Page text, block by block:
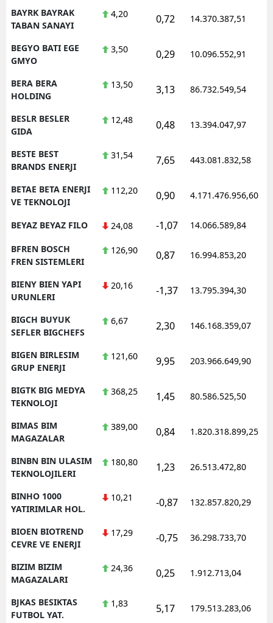
BAYRK BAYRAK
TABAN SANAYI
4,20 0,72 14.370.387,51
BEGYO BATI EGE
GMYO
3,50 0,29 10.096.552,91
BERA BERA
HOLDING
13,50 3,13 86.732.549,54
BESLR BESLER
GIDA
12,48 0,48 13.394.047,97
BESTE BEST
BRANDS ENERJI
31,54 7,65 443.081.832,58
BETAE BETA ENERJI
VE TEKNOLOJI
112,20 0,90 4.171.476.956,60
BEYAZ BEYAZ FILO 24,08 -1,07 14.066.589,84
BFREN BOSCH
FREN SISTEMLERI
126,90 0,87 16.994.853,20
BIENY BIEN YAPI
URUNLERI
20,16 -1,37 13.795.394,30
BIGCH BUYUK
SEFLER BIGCHEFS
6,67 2,30 146.168.359,07
BIGEN BIRLESIM
GRUP ENERJI
121,60 9,95 203.966.649,90
BIGTK BIG MEDYA
TEKNOLOJI
368,25 1,45 80.586.525,50
BIMAS BIM
MAGAZALAR
389,00 0,84 1.820.318.899,25
BINBN BIN ULASIM
TEKNOLOJILERI
180,80 1,23 26.513.472,80
BINHO 1000
YATIRIMLAR HOL.
10,21 -0,87 132.857.820,29
BIOEN BIOTREND
CEVRE VE ENERJI
17,29 -0,75 36.298.733,70
BIZIM BIZIM
MAGAZALARI
24,36 0,25 1.912.713,04
BJKAS BESIKTAS
FUTBOL YAT.
1,83 5,17 179.513.283,06